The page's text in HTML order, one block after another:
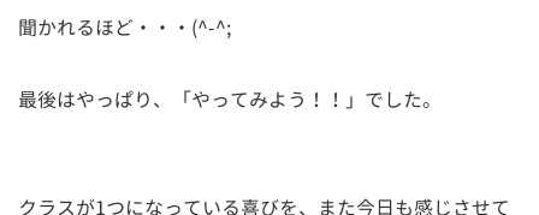
聞かれるほど・・・(^-^;
最後はやっぱり、「やってみよう！！」でした。
クラスが1つになっている喜びを、また今日も感じさせて